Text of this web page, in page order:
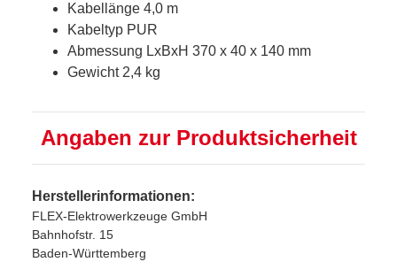
Kabellänge 4,0 m
Kabeltyp PUR
Abmessung LxBxH 370 x 40 x 140 mm
Gewicht 2,4 kg
Angaben zur Produktsicherheit
Herstellerinformationen:
FLEX-Elektrowerkzeuge GmbH
Bahnhofstr. 15
Baden-Württemberg